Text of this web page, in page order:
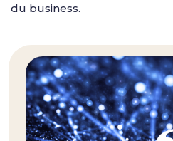
du business.